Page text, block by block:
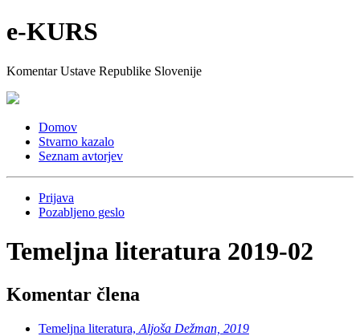
e-KURS
Komentar Ustave Republike Slovenije
Domov
Stvarno kazalo
Seznam avtorjev
Prijava
Pozabljeno geslo
Temeljna literatura 2019-02
Komentar člena
Temeljna literatura, Aljoša Dežman, 2019